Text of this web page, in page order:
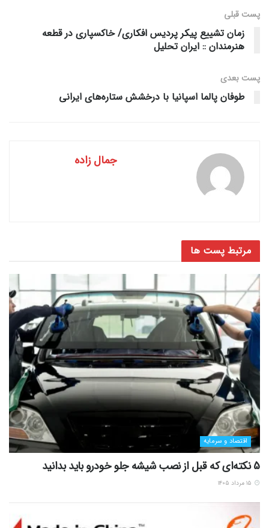
پست قبلی
زمان تشییع پیکر پردیس افکاری/ خاکسپاری در قطعه
هنرمندان :: ایران تحلیل
پست‌ بعدی
طوفان پالما اسپانیا با درخشش ستاره‌های ایرانی
جمال زاده
مرتبط پست ها
اقتصاد و سرمایه
5 نکته‌ای که قبل از نصب شیشه جلو خودرو باید بدانید